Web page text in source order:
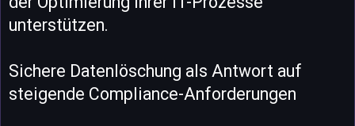
unterstützen.
Sichere Datenlöschung als Antwort auf
steigende Compliance-Anforderungen